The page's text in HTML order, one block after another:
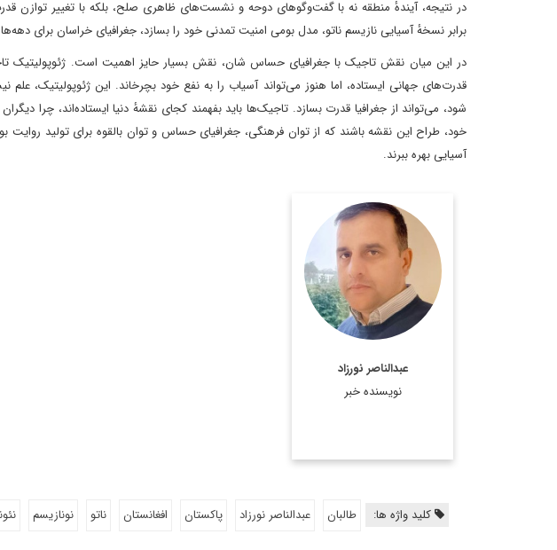
در نتیجه، آیندهٔ منطقه نه با گفت‌وگوهای دوحه و نشست‌های ظاهری صلح، بلکه با تغییر توازن
برابر نسخهٔ آسیایی نازیسم ناتو، مدل بومی امنیت تمدنی خود را بسازد، جغرافیای خراسان برای
در این میان نقش تاجیک با جغرافیای حساس شان، نقش بسیار حایز اهمیت است. ژئوپولیتیک
قدرت‌های جهانی ایستاده، اما هنوز می‌تواند آسیاب را به نفع خود بچرخاند. این ژئوپولیتیک،
شود، می‌تواند از جغرافیا قدرت بسازد. تاجیک‌ها باید بفهمند کجای نقشهٔ دنیا ایستاده‌اند، چرا
خود، طراح این نقشه باشند که از توان فرهنگی، جغرافیای حساس و توان بالقوه برای تولید
آسیایی بهره ببرند.
عبدالناصر نورزاد
نویسنده خبر
استاد پیشین دانشگاه کابل
اطلاعات بیشتر
کلید واژه ها: طالبان عبدالناصر نورزاد پاکستان افغانستان ناتو نونازیسم